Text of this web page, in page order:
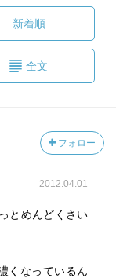
新着順
全文
フォロー
2012.04.01
とめんどくさい
くなっているん